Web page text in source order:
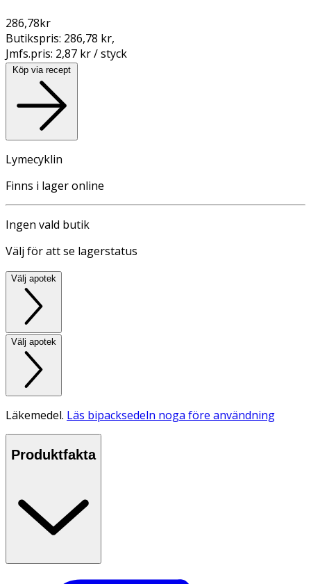
286,78kr
Butikspris: 286,78 kr,
Jmfs.pris: 2,87 kr / styck
Köp via recept
Lymecyklin
Finns i lager online
Ingen vald butik
Välj för att se lagerstatus
Välj apotek
Välj apotek
Läkemedel. Läs bipacksedeln noga före användning
Produktfakta